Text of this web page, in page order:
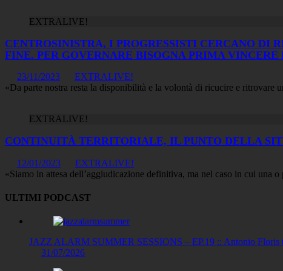
EXTRALIVE!
CENTROSINISTRA, I PROGRESSISTI CERCANO DI
FINE. PER GOVERNARE BISOGNA PRIMA
23/11/2023
EXTRALIVE!
«Da parte nostra resta la disponibilità e la volontà di ricucire e ritrovare
EXTRALIVE!
CONTINUITÀ TERRITORIALE, IL PUNTO DELLA
12/01/2023
EXTRALIVE!
«Siamo in attesa dell’aggiudicazione definitiva, ma nel caso in cui una
ULTIMI PODCAST
JAZZ ALARM SUMMER SESSIONS – EP.19 :: Antonio Floris
31/07/2026